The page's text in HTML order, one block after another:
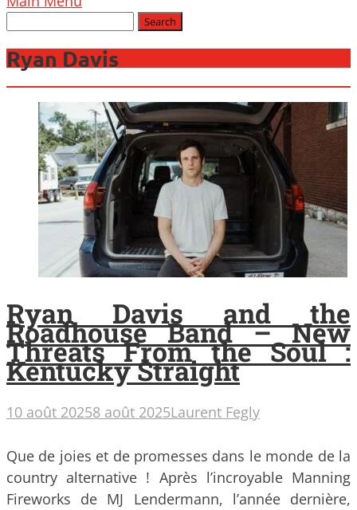
Ryan Davis
Ryan Davis and the
Roadhouse Band – New
Threats From the Soul :
Kentucky Straight
10 août 20258 août 2025Laurent Fegly
Que de joies et de promesses dans le monde de la
country alternative ! Après l’incroyable Manning
Fireworks de MJ Lendermann, l’année dernière,